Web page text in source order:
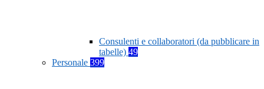
Consulenti e collaboratori (da pubblicare in
tabelle) 49
Personale 399